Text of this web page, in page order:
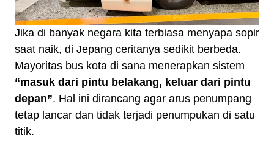
Jika di banyak negara kita terbiasa menyapa sopir
saat naik, di Jepang ceritanya sedikit berbeda.
Mayoritas bus kota di sana menerapkan sistem
“masuk dari pintu belakang, keluar dari pintu
depan”. Hal ini dirancang agar arus penumpang
tetap lancar dan tidak terjadi penumpukan di satu
titik.